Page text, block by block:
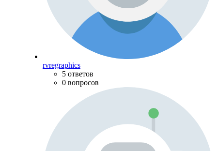
rvregraphics
5 ответов
0 вопросов